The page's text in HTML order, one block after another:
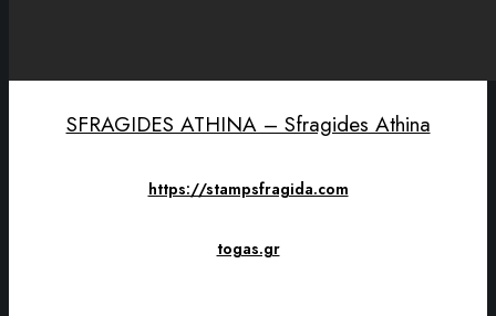
SFRAGIDES ATHINA – Sfragides Athina
https://stampsfragida.com
togas.gr